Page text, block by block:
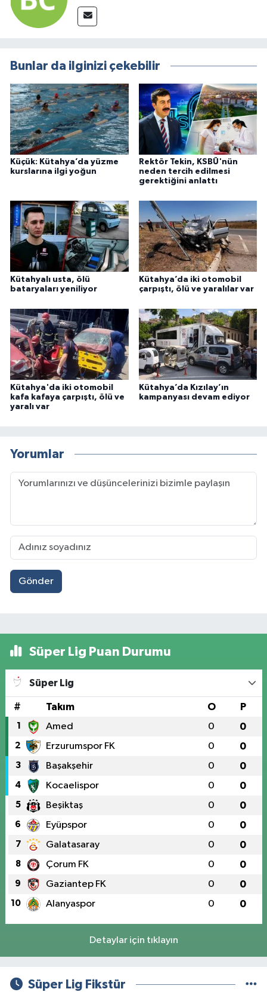
Bunlar da ilginizi çekebilir
Küçük: Kütahya’da yüzme
kurslarına ilgi yoğun
Rektör Tekin, KSBÜ'nün
neden tercih edilmesi
gerektiğini anlattı
Kütahyalı usta, ölü
bataryaları yeniliyor
Kütahya’da iki otomobil
çarpıştı, ölü ve yaralılar var
Kütahya'da iki otomobil
kafa kafaya çarpıştı, ölü ve
yaralı var
Kütahya’da Kızılay’ın
kampanyası devam ediyor
Yorumlar
Gönder
Süper Lig Puan Durumu
Süper Lig
# Takım O P
1 Amed 0 0
2 Erzurumspor FK 0 0
3 Başakşehir 0 0
4 Kocaelispor 0 0
5 Beşiktaş 0 0
6 Eyüpspor 0 0
7 Galatasaray 0 0
8 Çorum FK 0 0
9 Gaziantep FK 0 0
10 Alanyaspor 0 0
Detaylar için tıklayın
Süper Lig Fikstür